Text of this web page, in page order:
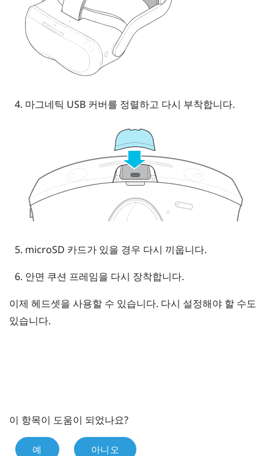
마그네틱 USB 커버를 정렬하고 다시 부착합니다.
microSD 카드가 있을 경우 다시 끼웁니다.
안면 쿠션 프레임을 다시 장착합니다.
이제 헤드셋을 사용할 수 있습니다. 다시 설정해야 할 수도
있습니다.
이 항목이 도움이 되었나요?
예 아니오